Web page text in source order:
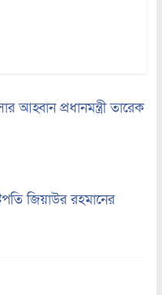
প্রধানমন্ত্রী তারেক
জিয়াউর রহমানের